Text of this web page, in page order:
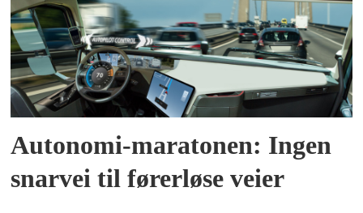
Autonomi-maratonen: Ingen
snarvei til førerløse veier